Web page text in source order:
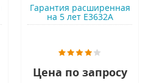
Гарантия расширенная
на 5 лет E3632A
Цена по запросу